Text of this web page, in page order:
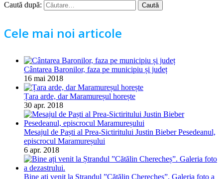
Caută după:
Cele mai noi articole
Cântarea Baronilor, faza pe municipiu și județ
16 mai 2018
Țara arde, dar Maramureșul horește
30 apr. 2018
Mesajul de Paști al Prea-Sictiritului Justin Bieber Pesedeanul,
episcrocul Maramureșului
6 apr. 2018
Bine ați venit la Ștrandul ”Cătălin Cherecheș”. Galeria foto a